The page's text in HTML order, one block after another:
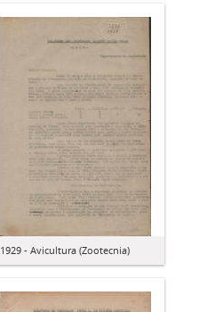
1929 - Avicultura (Zootecnia)